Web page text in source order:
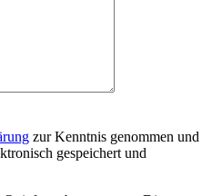
zur Kenntnis genommen und
gespeichert und